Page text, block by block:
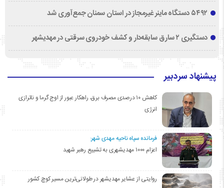
۵۴۹۲ دستگاه ماینر غیرمجاز در استان سمنان جمع‌آوری شد
دستگیری ۲ سارق سابقه‌دار و کشف خودروی سرقتی در مهدیشهر
پیشنهاد سردبیر
کاهش ۱۰ درصدی مصرف برق، راهکار عبور از اوج گرما و ناترازی
انرژی
فرمانده سپاه ناحیه مهدی شهر:
اعزام ۱۰۰۰ مهدیشهری به تشییع رهبر شهید
روایتی از عشایر مهدیشهر در طولانی‌ترین مسیر کوچ کشور